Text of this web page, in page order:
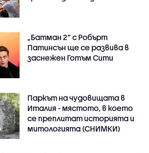
„Батман 2“ с Робърт
Патинсън ще се развива в
заснежен Готъм Сити
Паркът на чудовищата в
Италия - мястото, в което
се преплитат историята и
митологията (СНИМКИ)